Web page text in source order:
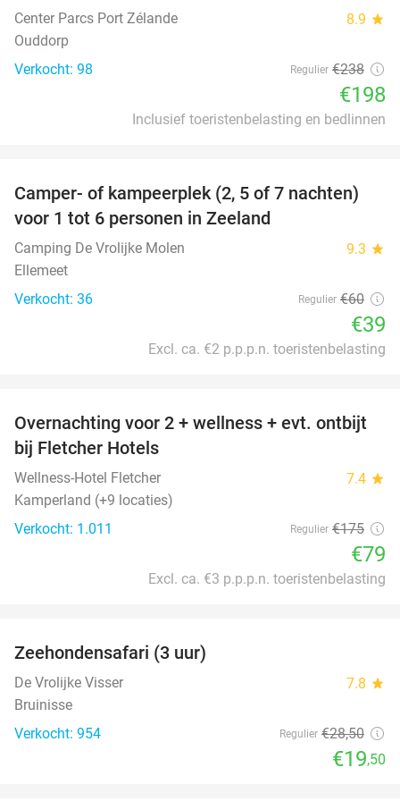
Center Parcs Port Zélande 8.9 star
Ouddorp
Verkocht: 98
Regulier €238
€198
Inclusief toeristenbelasting en bedlinnen
35%
Camper- of kampeerplek (2, 5 of 7 nachten)
voor 1 tot 6 personen in Zeeland
Camping De Vrolijke Molen 9.3 star
Ellemeet
Verkocht: 36
Regulier €60
€39
Excl. ca. €2 p.p.p.n. toeristenbelasting
55%
Overnachting voor 2 + wellness + evt. ontbijt
bij Fletcher Hotels
Wellness-Hotel Fletcher 7.4 star
Kamperland (+9 locaties)
Verkocht: 1.011
Regulier €175
€79
Excl. ca. €3 p.p.p.n. toeristenbelasting
Zeehondensafari (3 uur)
De Vrolijke Visser 7.8 star
Bruinisse
Verkocht: 954
Regulier €28,50
€19,50